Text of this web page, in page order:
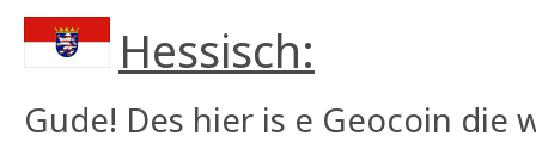
Hessisch:
Gude! Des hier is e Geocoin die